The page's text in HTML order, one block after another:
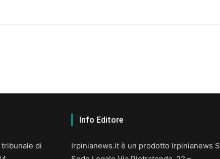
di
Info Editore
Irpinianews.it è un prodotto Irpinianews